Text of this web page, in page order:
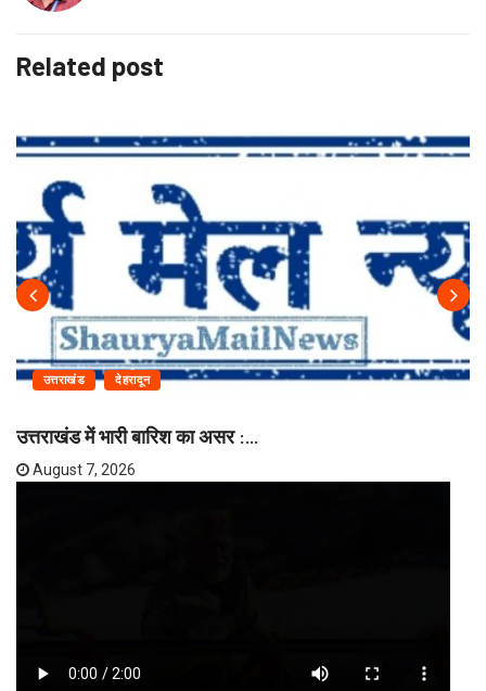
Related post
उत्तराखंड देहरादून
उत्तराखंड में भारी बारिश का असर :...
August 7, 2026